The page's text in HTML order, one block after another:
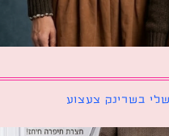
צעצוע